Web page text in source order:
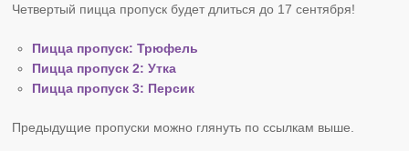
Четвертый пицца пропуск будет длиться до 17 сентября!
Пицца пропуск: Трюфель
Пицца пропуск 2: Утка
Пицца пропуск 3: Персик
Предыдущие пропуски можно глянуть по ссылкам выше.